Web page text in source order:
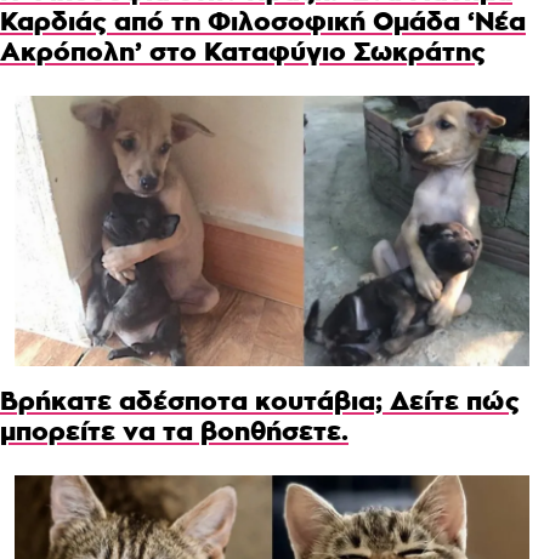
Καρδιάς από τη Φιλοσοφική Ομάδα ‘Νέα
Ακρόπολη’ στο Καταφύγιο Σωκράτης
Βρήκατε αδέσποτα κουτάβια; Δείτε πώς
μπορείτε να τα βοηθήσετε.